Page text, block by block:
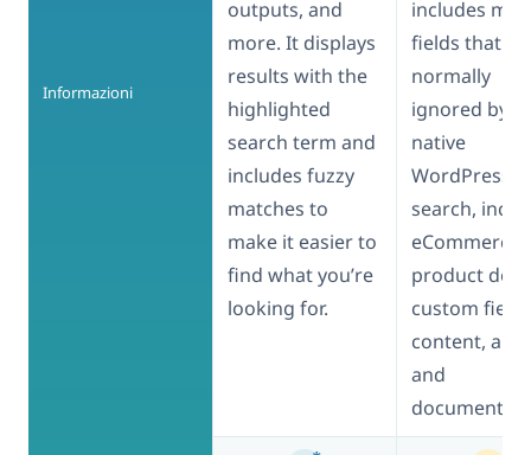
Informazioni
outputs, and
more. It displays
results with the
highlighted
search term and
includes fuzzy
matches to
make it easier to
find what you’re
looking for.
includes
fields that
normally
ignored by
native
WordPress
search,
eCommerce
product
custom field
content, and
and